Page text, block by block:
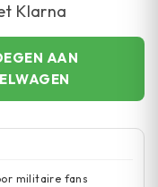
Klarna
AAN
militaire fans